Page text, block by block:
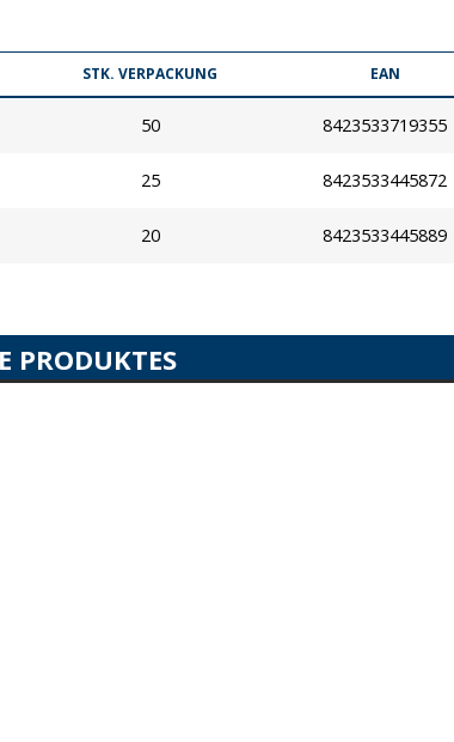
STK. VERPACKUNG EAN
50 8423533719355
25 8423533445872
20 8423533445889
PRODUKTES